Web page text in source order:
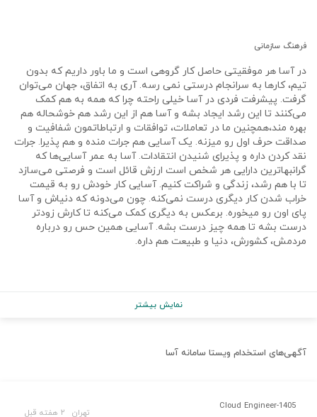
فرهنگ سازمانی
در آسا هر موفقیتی حاصل کار گروهی است و ما باور داریم که بدون
تیم، کارها به سرانجام درستی نمی رسه. آری به اتفاق، جهان می‌توان
گرفت. پیشرفت فردی در آسا خیلی راحته چرا که همه به هم کمک
می‌کنند تا این رشد ایجاد بشه و آسا هم از این رشد هم خوشحاله هم
بهره مند،همچنین ما در تعاملات، توافقات و ارتباطاتمون شفافیت و
صداقت حرف اول رو میزنه. یک آسایی هم جرات منده و هم پذیرا. جرات
نقد کردن داره و پذیرای شنیدن انتقادات. آسا به عمر آسایی‌ها که
گرانبهاترین دارایی هر شخص است ارزش قائل است و فرصتی می‌سازد
تا با هم رشد، زندگی و شراکت کنیم. آسایی کار خودش رو به قیمت
خراب شدن کار دیگری درست نمی‌کنه. چون می‌دونه که دنیاش و آسا
پای اون رو میخوره. برعکس به دیگری کمک می‌کنه تا کارش زودتر
درست بشه تا همه چیز درست بشه. آسایی همین حس رو درباره
مردمش، کشورش، دنیا و طبیعت هم داره.
نمایش بیشتر
آگهی‌های استخدام ویستا سامانه آسا
Cloud Engineer-1405
تهران ۲ هفته قبل